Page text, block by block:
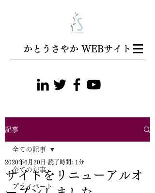
​かとうさやか WEBサイト
記事
全ての記事
プライベート
全ての記事
サイトをリニューアルオ
2020年6月20日 読了時間: 1分